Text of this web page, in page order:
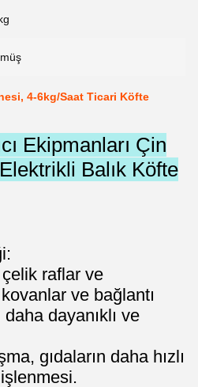
4-6kg/Saat Ticari Köfte
Ekipmanları Çin
Balık Köfte
raflar ve
ve bağlantı
dayanıklı ve
gıdaların daha hızlı